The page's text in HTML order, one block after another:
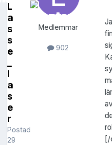
L
a
s
s
e
_
l
a
s
e
r
Postad
29
Medlemmar
902
[/